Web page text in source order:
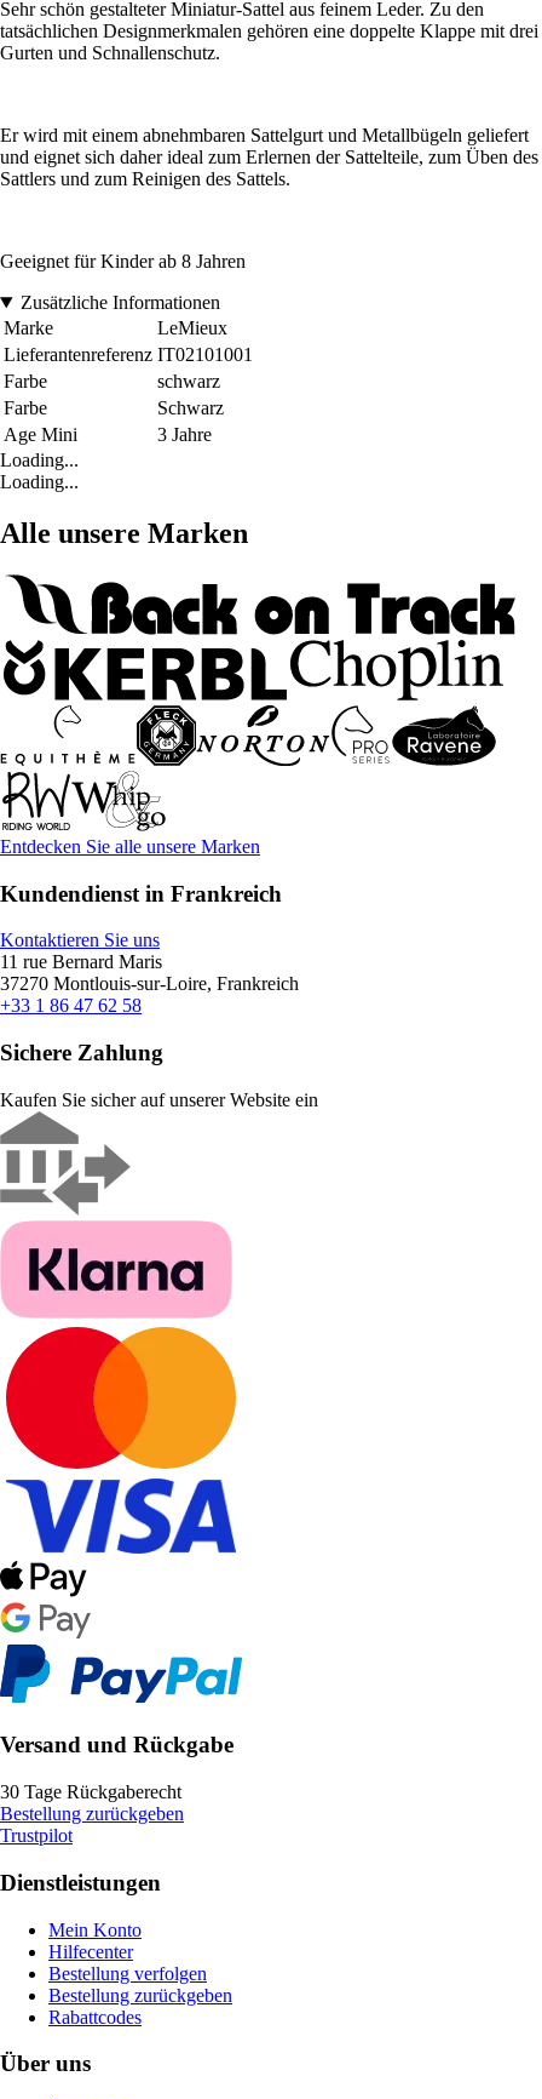
Sehr schön gestalteter Miniatur-Sattel aus feinem Leder. Zu den
tatsächlichen Designmerkmalen gehören eine doppelte Klappe mit drei
Gurten und Schnallenschutz.
Er wird mit einem abnehmbaren Sattelgurt und Metallbügeln geliefert
und eignet sich daher ideal zum Erlernen der Sattelteile, zum Üben des
Sattlers und zum Reinigen des Sattels.
Geeignet für Kinder ab 8 Jahren
Zusätzliche Informationen
Marke
LeMieux
Lieferantenreferenz IT02101001
Farbe
schwarz
Farbe
Schwarz
Age Mini
3 Jahre
Loading...
Loading...
Alle unsere Marken
Entdecken Sie alle unsere Marken
Kundendienst in Frankreich
Kontaktieren Sie uns
11 rue Bernard Maris
37270 Montlouis-sur-Loire, Frankreich
+33 1 86 47 62 58
Sichere Zahlung
Kaufen Sie sicher auf unserer Website ein
Versand und Rückgabe
30 Tage Rückgaberecht
Bestellung zurückgeben
Trustpilot
Dienstleistungen
Mein Konto
Hilfecenter
Bestellung verfolgen
Bestellung zurückgeben
Rabattcodes
Über uns